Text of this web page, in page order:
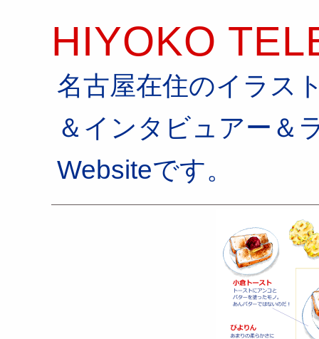
HIYOKO
名古屋在住のイラス
＆インタビュアー＆
Websiteです。